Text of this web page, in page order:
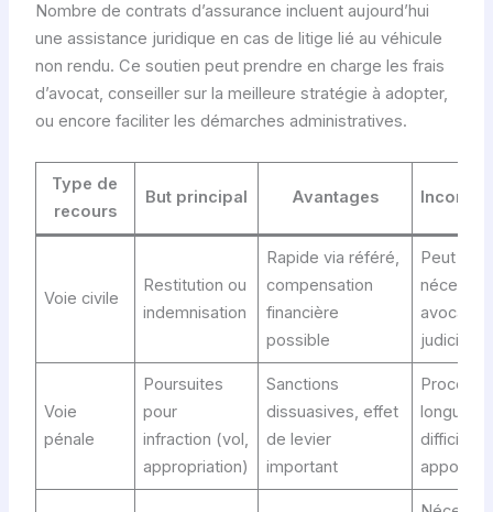
Nombre de contrats d’assurance incluent aujourd’hui
une assistance juridique en cas de litige lié au véhicule
non rendu. Ce soutien peut prendre en charge les frais
d’avocat, conseiller sur la meilleure stratégie à adopter,
ou encore faciliter les démarches administratives.
Type de
recours
But principal Avantages
Voie civile
Restitution ou
indemnisation
Rapide via référé,
compensation
financière
possible
Peut
avocat,
Voie
pénale
Poursuites
pour
infraction (vol,
appropriation)
Sanctions
dissuasives, effet
de levier
important
longue,
difficile à
apporter